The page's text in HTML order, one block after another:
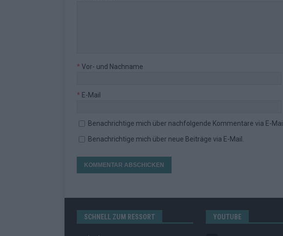
* Vor- und Nachname
* E-Mail
Benachrichtige mich über nachfolgende Kommentare via E-Mail.
Benachrichtige mich über neue Beiträge via E-Mail.
SCHNELL ZUM RESSORT YOUTUBE